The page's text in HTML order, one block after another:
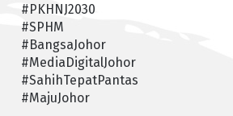
#PKHNJ2030
#SPHM
#BangsaJohor
#MediaDigitalJohor
#SahihTepatPantas
#MajuJohor